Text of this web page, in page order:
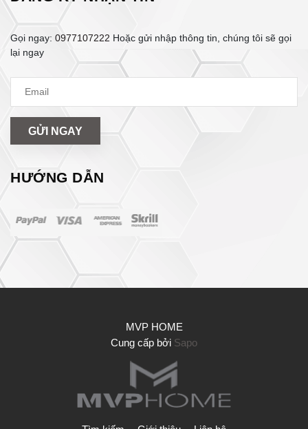
Gọi ngay: 0977107222 Hoặc gửi nhập thông tin, chúng tôi sẽ gọi
lại ngay
GỬI NGAY
HƯỚNG DẪN
MVP HOME
Cung cấp bởi Sapo